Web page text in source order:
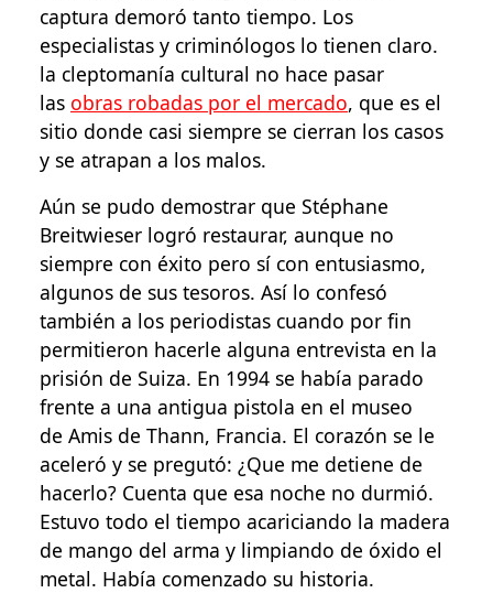
captura demoró tanto tiempo. Los
especialistas y criminólogos lo tienen claro.
la cleptomanía cultural no hace pasar
las obras robadas por el mercado, que es el
sitio donde casi siempre se cierran los casos
y se atrapan a los malos.
Aún se pudo demostrar que Stéphane
Breitwieser logró restaurar, aunque no
siempre con éxito pero sí con entusiasmo,
algunos de sus tesoros. Así lo confesó
también a los periodistas cuando por fin
permitieron hacerle alguna entrevista en la
prisión de Suiza. En 1994 se había parado
frente a una antigua pistola en el museo
de Amis de Thann, Francia. El corazón se le
aceleró y se pregutó: ¿Que me detiene de
hacerlo? Cuenta que esa noche no durmió.
Estuvo todo el tiempo acariciando la madera
de mango del arma y limpiando de óxido el
metal. Había comenzado su historia.